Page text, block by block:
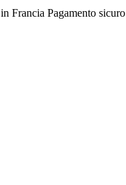
Francia Pagamento sicuro